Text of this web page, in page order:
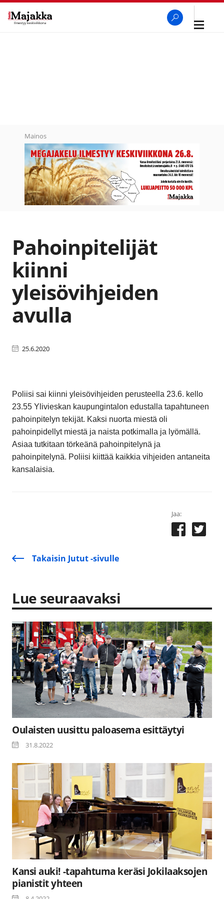
Avaa
Mainos
Pahoinpitelijät
kiinni
yleisövihjeiden
avulla
25.6.2020
Poliisi sai kiinni yleisövihjeiden perusteella 23.6. kello
23.55 Ylivieskan kaupungintalon edustalla tapahtuneen
pahoinpitelyn tekijät. Kaksi nuorta miestä oli
pahoinpidellyt miestä ja naista potkimalla ja lyömällä.
Asiaa tutkitaan törkeänä pahoinpitelynä ja
pahoinpitelynä. Poliisi kiittää kaikkia vihjeiden antaneita
kansalaisia.
Jaa:
Takaisin Jutut -sivulle
Lue seuraavaksi
Oulaisten uusittu paloasema esittäytyi
31.8.2022
Kansi auki! -tapahtuma keräsi Jokilaaksojen
pianistit yhteen